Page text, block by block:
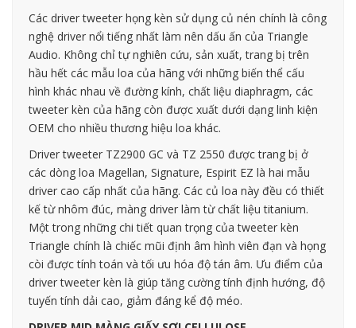
Các driver tweeter họng kèn sử dụng củ nén chính là công
nghệ driver nổi tiếng nhất làm nên dấu ấn của Triangle
Audio. Không chỉ tự nghiên cứu, sản xuất, trang bị trên
hầu hết các mẫu loa của hãng với những biến thể cấu
hình khác nhau về đường kính, chất liệu diaphragm, các
tweeter kèn của hãng còn được xuất dưới dạng linh kiện
OEM cho nhiều thương hiệu loa khác.
Driver tweeter TZ2900 GC và TZ 2550 được trang bị ở
các dòng loa Magellan, Signature, Espirit EZ là hai mẫu
driver cao cấp nhất của hãng. Các củ loa này đều có thiết
kế từ nhôm đúc, màng driver làm từ chất liệu titanium.
Một trong những chi tiết quan trọng của tweeter kèn
Triangle chính là chiếc mũi định âm hình viên đạn và họng
còi được tính toán và tối ưu hóa độ tán âm. Ưu điểm của
driver tweeter kèn là giúp tăng cường tính định hướng, độ
tuyến tính dải cao, giảm đáng kể độ méo.